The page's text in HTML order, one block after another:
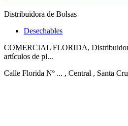
Distribuidora de Bolsas
Desechables
COMERCIAL FLORIDA,
artículos de pl...
Calle Florida Nº ... , Central , Santa